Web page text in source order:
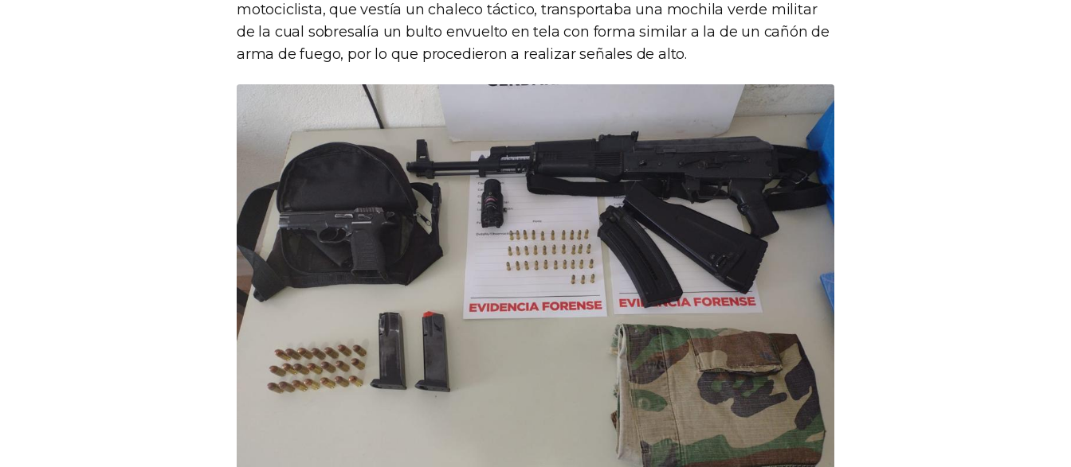
motociclista, que vestía un chaleco táctico, transportaba una mochila verde militar
de la cual sobresalía un bulto envuelto en tela con forma similar a la de un cañón de
arma de fuego, por lo que procedieron a realizar señales de alto.